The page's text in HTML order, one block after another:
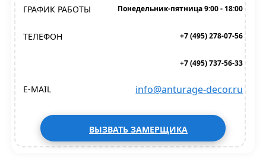
ГРАФИК РАБОТЫ Понедельник-пятница 9:00 - 18:00
ТЕЛЕФОН +7 (495) 278-07-56
+7 (495) 737-56-33
E-MAIL info@anturage-decor.ru
ВЫЗВАТЬ ЗАМЕРЩИКА